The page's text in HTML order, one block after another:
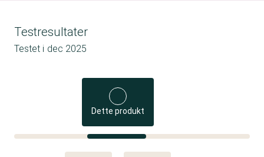
Testresultater
Testet i dec 2025
Dette produkt